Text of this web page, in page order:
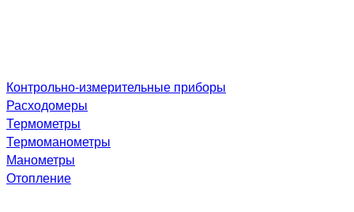
Контрольно-измерительные приборы
Расходомеры
Термометры
Термоманометры
Манометры
Отопление